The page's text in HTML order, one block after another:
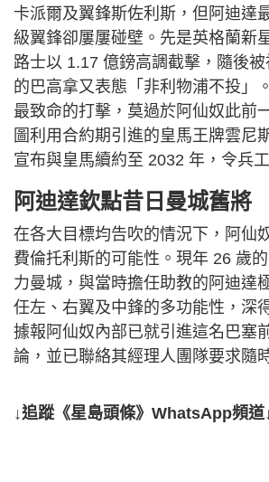
卡派爾及翼鋒斯佐利斯，但阿迪達
級翼鋒卻屢屢碰壁。先是英格蘭新
路士以 1.17 億鎊高調截擊，隨後
的巴高拿又表態「非利物浦不投」。
最致命的打擊，莫過於阿仙奴此前
圖利用合約期引進的皇馬王牌雲尼
宣布與皇馬續約至 2032 年，令兵
阿迪達欽點昔日曼城舊將
在各大目標均告吹的情況下，阿仙
費倫托利斯的可能性。現年 26 歲
力曼城，與當時擔任助教的阿迪達
任左、右翼及中鋒的多功能性，深
據報阿仙奴內部已就引進這名巴塞
論，並已聯絡其經理人團隊要求隨
↓追蹤《星島頭條》WhatsApp頻道